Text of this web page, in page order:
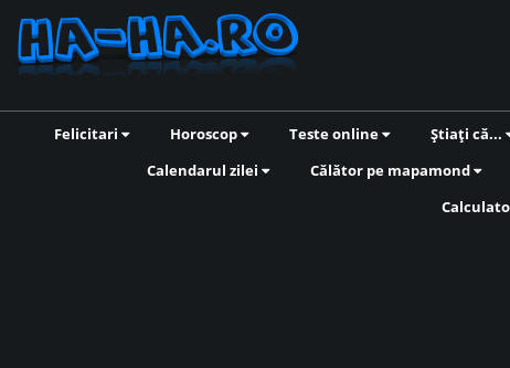
Felicitari Horoscop Teste online Știați că...
Calendarul zilei
Călător pe mapamond